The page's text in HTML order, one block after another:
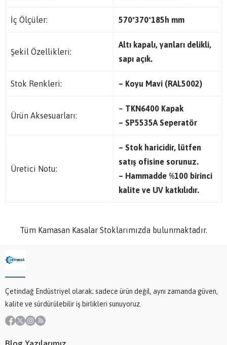
İç Ölçüler: 570*370*185h mm
Şekil Özellikleri:
Altı kapalı, yanları delikli,
sapı açık.
Stok Renkleri: – Koyu Mavi (RAL5002)
Ürün Aksesuarları:
– TKN6400 Kapak
– SP5535A Seperatör
Üretici Notu:
– Stok haricidir, lütfen
satış ofisine sorunuz.
– Hammadde %100 birinci
kalite ve UV katkılıdır.
Tüm Kamasan Kasalar Stoklarımızda bulunmaktadır.
Çetindağ Endüstriyel olarak; sadece ürün değil, aynı zamanda güven,
kalite ve sürdürülebilir iş birlikleri sunuyoruz.